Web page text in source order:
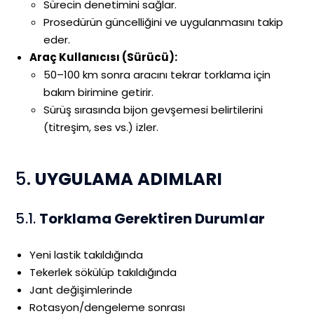
Sürecin denetimini sağlar.
Prosedürün güncelliğini ve uygulanmasını takip
eder.
Araç Kullanıcısı (Sürücü):
50–100 km sonra aracını tekrar torklama için
bakım birimine getirir.
Sürüş sırasında bijon gevşemesi belirtilerini
(titreşim, ses vs.) izler.
5. UYGULAMA ADIMLARI
5.1. Torklama Gerektiren Durumlar
Yeni lastik takıldığında
Tekerlek sökülüp takıldığında
Jant değişimlerinde
Rotasyon/dengeleme sonrası